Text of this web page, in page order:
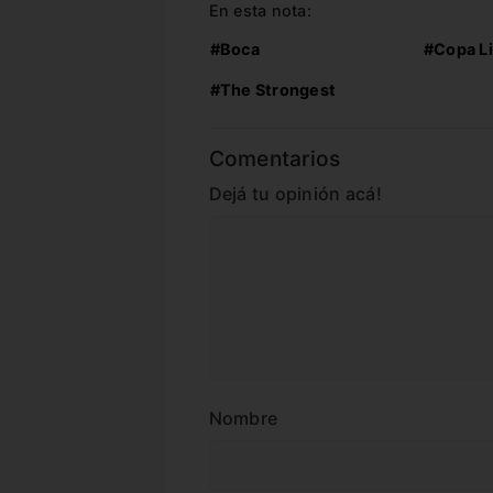
En esta nota:
#Boca #Copa
#The Strongest
Comentarios
Dejá tu opinión acá!
Nombre